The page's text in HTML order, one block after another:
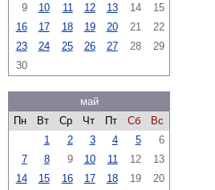
9
10 11 12 13 14
15
16
17 18 19 20 21
22
23
24 25 26 27 28
29
30
май
Пн
Вт Ср Чт Пт Сб
Вс
1
2 3 4 5
6
7
8 9 10 11 12
13
14
15 16 17 18 19
20